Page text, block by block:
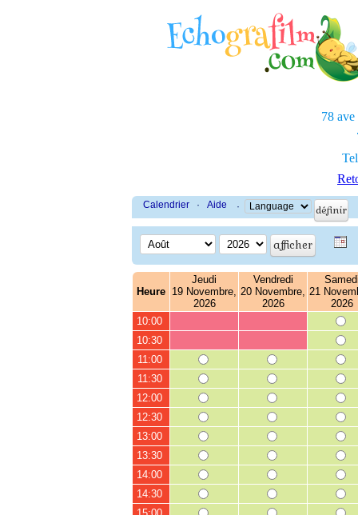
78 ave
Calendrier · Aide ·
Heure
Jeudi
19 Novembre,
2026
Vendredi
20 Novembre,
2026
21
2026
10:00
10:30
11:00
11:30
12:00
12:30
13:00
13:30
14:00
14:30